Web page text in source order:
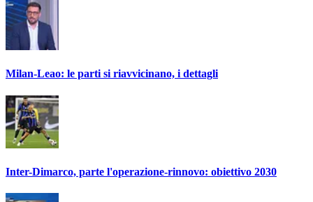
Milan-Leao: le parti si riavvicinano, i dettagli
Inter-Dimarco, parte l'operazione-rinnovo: obiettivo 2030